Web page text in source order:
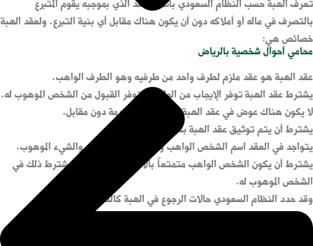
محامي أحوال شخصية بالرياض
تعرف الهبة حسب النظام السعودي بأنها العقد الذي بموجبه يقوم المتبرع
بالتصرف في ماله أو أملاكه دون أن يكون هناك مقابل أي بنية التبرع. ولعقد الهبة
خصائص هي:
عقد الهبة هو عقد ملزم لطرف واحد من طرفيه وهو الطرف الواهب.
يشترط عقد الهبة توفر الإيجاب من الواهب وتوفر القبول من الشخص الموهوب له.
لا يكون هناك عوض في عقد الهبة أي أن الهبة مقدمة دون مقابل.
يشترط أن يتم توثيق عقد الهبة بشكل رسمي.
يتواجد في العقد اسم الشخص الواهب والشخص الموهوب له والشيء الموهوب.
يشترط أن يكون الشخص الواهب متمتعاً بالأهلية القانونية ولا يشترط ذلك في
الشخص الموهوب له.
وقد حدد النظام السعودي حالات الرجوع في الهبة كالتالي: